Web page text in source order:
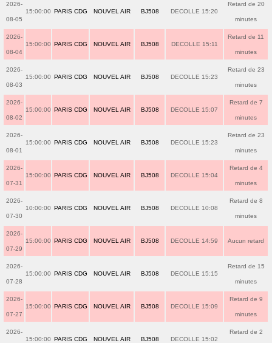
2026-
08-05
15:00:00 PARIS CDG NOUVEL AIR BJ508 DECOLLE 15:20
Retard de 20
minutes
2026-
08-04
15:00:00 PARIS CDG NOUVEL AIR BJ508 DECOLLE 15:11
Retard de 11
minutes
2026-
08-03
15:00:00 PARIS CDG NOUVEL AIR BJ508 DECOLLE 15:23
Retard de 23
minutes
2026-
08-02
15:00:00 PARIS CDG NOUVEL AIR BJ508 DECOLLE 15:07
Retard de 7
minutes
2026-
08-01
15:00:00 PARIS CDG NOUVEL AIR BJ508 DECOLLE 15:23
Retard de 23
minutes
2026-
07-31
15:00:00 PARIS CDG NOUVEL AIR BJ508 DECOLLE 15:04
Retard de 4
minutes
2026-
07-30
10:00:00 PARIS CDG NOUVEL AIR BJ508 DECOLLE 10:08
Retard de 8
minutes
2026-
07-29
15:00:00 PARIS CDG NOUVEL AIR BJ508 DECOLLE 14:59 Aucun retard
2026-
07-28
15:00:00 PARIS CDG NOUVEL AIR BJ508 DECOLLE 15:15
Retard de 15
minutes
2026-
07-27
15:00:00 PARIS CDG NOUVEL AIR BJ508 DECOLLE 15:09
Retard de 9
minutes
2026-
15:00:00 PARIS CDG NOUVEL AIR BJ508 DECOLLE 15:02
Retard de 2